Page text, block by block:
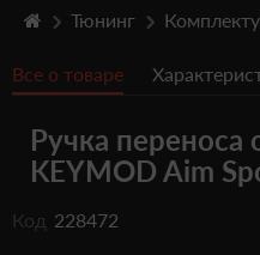
Травматическое
Пистолеты
Оптика
Тюнинг
Тюнинг
Все о товаре
Ручка переноса
KEYMOD Aim
Код 228472